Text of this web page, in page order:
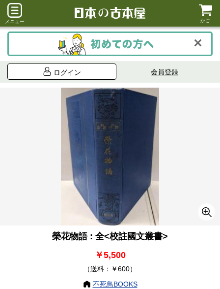
メニュー かご
ログイン 会員登録
榮花物語 : 全<校註國文叢書>
￥5,500
（送料：￥600）
不死鳥BOOKS